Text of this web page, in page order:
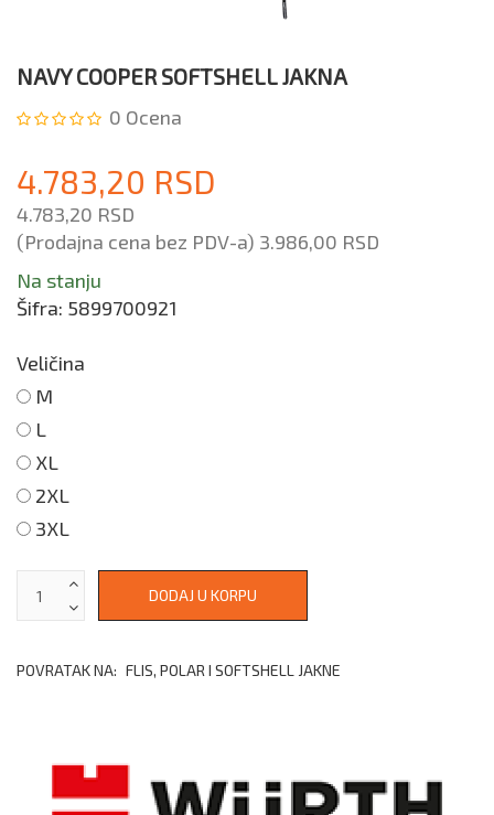
NAVY COOPER SOFTSHELL JAKNA
0 Ocena
4.783,20 RSD
4.783,20 RSD
(Prodajna cena bez PDV-a) 3.986,00 RSD
Na stanju
Šifra: 5899700921
Veličina
M
L
XL
2XL
3XL
POVRATAK NA: FLIS, POLAR I SOFTSHELL JAKNE